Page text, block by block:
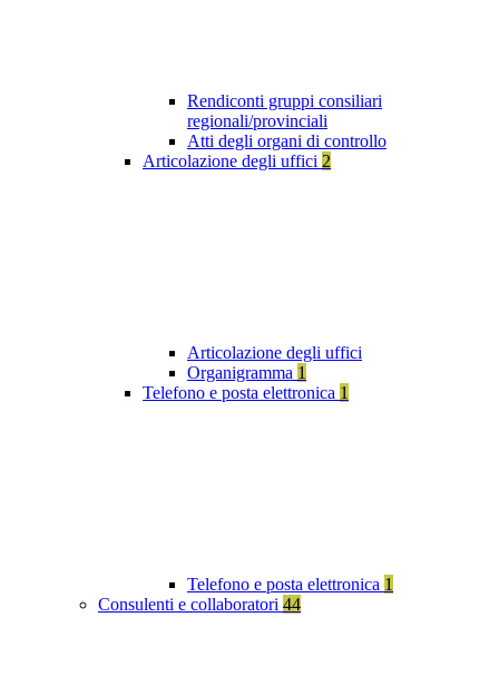
Rendiconti gruppi consiliari
regionali/provinciali
Atti degli organi di controllo
Articolazione degli uffici 2
Articolazione degli uffici
Organigramma 1
Telefono e posta elettronica 1
Telefono e posta elettronica 1
Consulenti e collaboratori 44